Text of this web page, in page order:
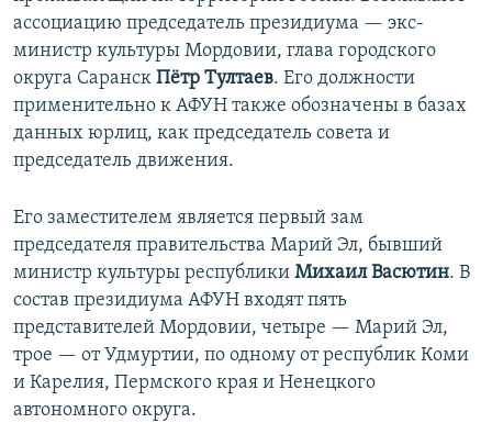
ассоциацию председатель президиума — экс-
министр культуры Мордовии, глава городского
округа Саранск Пётр Тултаев. Его должности
применительно к АФУН также обозначены в базах
данных юрлиц, как председатель совета и
председатель движения.
Его заместителем является первый зам
председателя правительства Марий Эл, бывший
министр культуры республики Михаил Васютин. В
состав президиума АФУН входят пять
представителей Мордовии, четыре — Марий Эл,
трое — от Удмуртии, по одному от республик Коми
и Карелия, Пермского края и Ненецкого
автономного округа.